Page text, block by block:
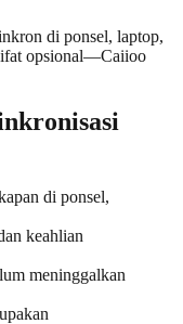
di ponsel, laptop,
opsional—Caiioo
di ponsel,
keahlian
meninggalkan